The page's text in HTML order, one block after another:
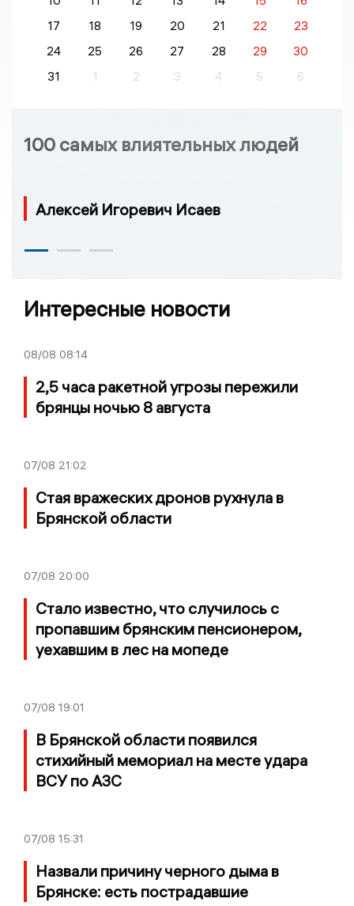
17
18 19 20 21 22
23
24
25 26 27 28 29
30
31
1 2 3 4 5 6
100 самых влиятельных людей
Алексей Игоревич Исаев
Интересные новости
08/08 08:14
2,5 часа ракетной угрозы пережили
брянцы ночью 8 августа
07/08 21:02
Стая вражеских дронов рухнула в
Брянской области
07/08 20:00
Стало известно, что случилось с
пропавшим брянским пенсионером,
уехавшим в лес на мопеде
07/08 19:01
В Брянской области появился
стихийный мемориал на месте удара
ВСУ по АЗС
07/08 15:31
Назвали причину черного дыма в
Брянске: есть пострадавшие